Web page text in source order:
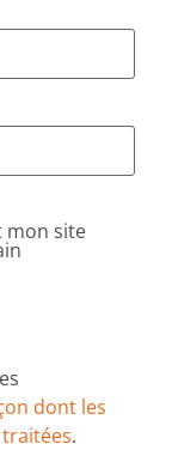
mon site
dont les
.